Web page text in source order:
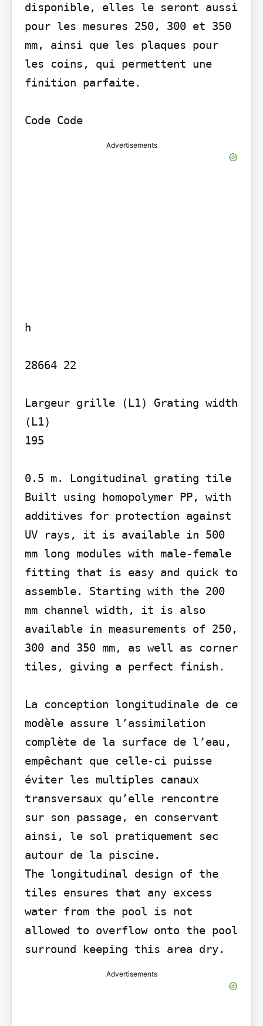
disponible, elles le seront aussi
pour les mesures 250, 300 et 350
mm, ainsi que les plaques pour
les coins, qui permettent une
finition parfaite.
Code Code
Advertisements
h
28664 22
Largeur grille (L1) Grating width
(L1)
195
0.5 m. Longitudinal grating tile
Built using homopolymer PP, with
additives for protection against
UV rays, it is available in 500
mm long modules with male-female
fitting that is easy and quick to
assemble. Starting with the 200
mm channel width, it is also
available in measurements of 250,
300 and 350 mm, as well as corner
tiles, giving a perfect finish.
La conception longitudinale de ce
modèle assure l’assimilation
complète de la surface de l’eau,
empêchant que celle-ci puisse
éviter les multiples canaux
transversaux qu’elle rencontre
sur son passage, en conservant
ainsi, le sol pratiquement sec
autour de la piscine.
The longitudinal design of the
tiles ensures that any excess
water from the pool is not
allowed to overflow onto the pool
surround keeping this area dry.
Advertisements